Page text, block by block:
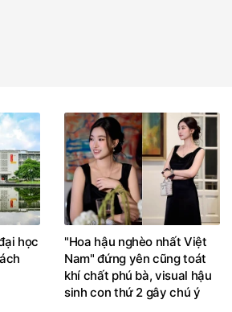
học
"Hoa hậu nghèo nhất Việt
Nam" đứng yên cũng toát
khí chất phú bà, visual hậu
sinh con thứ 2 gây chú ý